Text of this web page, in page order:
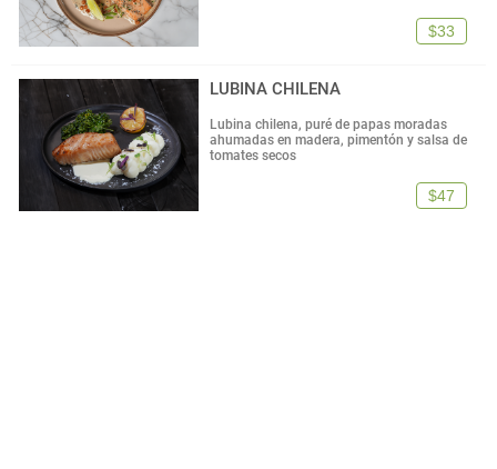
$33
LUBINA CHILENA
Lubina chilena, puré de papas moradas
ahumadas en madera, pimentón y salsa de
tomates secos
$47